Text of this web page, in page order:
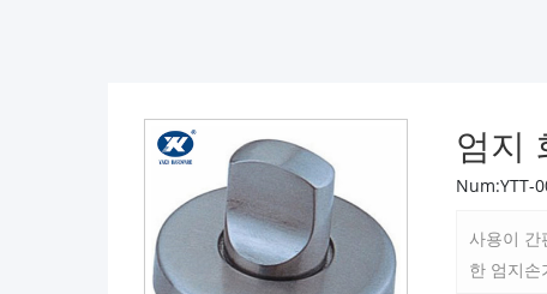
엄지
Num:YTT-
사용이
한 엄지